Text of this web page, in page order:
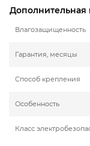
Влагозащищенность
Гарантия, месяцы
Способ крепления
Особенность
Класс